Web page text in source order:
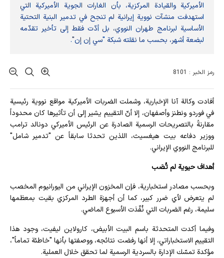
الأميركية والقيادة المركزية، بأن الغارات الجوية الأميركية التي
استهدفت منشآت نووية إيرانية لم تنجح في تدمير البنية التحتية
الأساسية لبرنامج طهران النووي، بل أدّت فقط إلى تأخير تقدّمه
لبضعة أشهر، بحسب ما نقلته شبكة "سي إن إن".
رمز الخبر : 8101
أفادت وکالة آنا الإخباریة، وشملت الضربات الأميركية مواقع نووية رئيسية
في فوردو ونطنز وأصفهان، إلا أنّ التقييم يشير إلى أن تأثيرها كان محدوداً
مقارنةً بالتصريحات الرسمية الصادرة عن الرئيس الأميركي دونالد ترامب
ووزير دفاعه بيت هيغسيث، اللذين تحدثا سابقاً عن "تدمير شامل"
للبرنامج النووي الإيراني.
أهداف حيوية لم تُصَب
وبحسب مصادر استخبارية، فإن المخزون الإيراني من اليورانيوم المخصب
لم يتعرض لأي ضرر كبير، كما أن أجهزة الطرد المركزي بقيت بمعظمها
سليمة، رغم الضربات التي نُفّذت الأسبوع الماضي.
وفيما أكدت المتحدثة باسم البيت الأبيض، كارولاين ليفيت، وجود هذا
التقييم الاستخباراتي، إلا أنها رفضت نتائجه، ووصفتها بأنها "خاطئة تماماً"،
مؤكدة تمسّك الإدارة بالسردية الرسمية لما تحقق خلال العملية.